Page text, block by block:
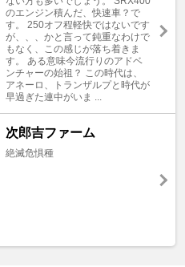
のエンジン積んだ、快速車？で
す。 250オフ程軽快ではないです
が、、、かと言って鈍重なわけで
もなく、この感じが落ち着きま
す。 ある意味今流行りのアドベ
ンチャーの始祖？ この時代は、
アネーロ、トランザルプと時代が
早過ぎた連中がいま ...
次郎吉ファーム
絶滅危惧種